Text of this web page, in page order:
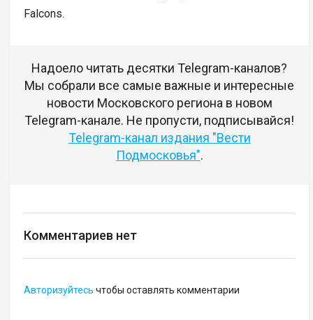
Falcons.
Надоело читать десятки Telegram-каналов?
Мы собрали все самые важные и интересные
новости Московского региона в новом
Telegram-канале. Не пропусти, подписывайся!
Telegram-канал издания "Вести
Подмосковья".
Комментариев нет
Авторизуйтесь чтобы оставлять комментарии